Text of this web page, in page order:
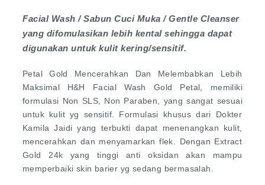
Facial Wash / Sabun Cuci Muka / Gentle Cleanser
yang difomulasikan lebih kental sehingga dapat
digunakan untuk kulit kering/sensitif.
Petal Gold Mencerahkan Dan Melembabkan Lebih
Maksimal H&H Facial Wash Gold Petal, memiliki
formulasi Non SLS, Non Paraben, yang sangat sesuai
untuk kulit yg sensitif. Formulasi khusus dari Dokter
Kamila Jaidi yang terbukti dapat menenangkan kulit,
mencerahkan dan menyamarkan flek. Dengan Extract
Gold 24k yang tinggi anti oksidan akan mampu
memperbaiki skin barier yg sedang bermasalah.